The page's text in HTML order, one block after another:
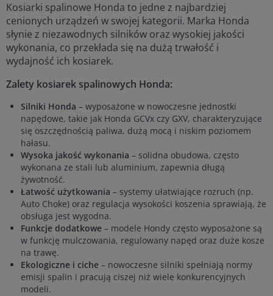
Kosiarki spalinowe Honda to jedne z najbardziej
cenionych urządzeń w swojej kategorii. Marka Honda
słynie z niezawodnych silników oraz wysokiej jakości
wykonania, co przekłada się na dużą trwałość i
wydajność ich kosiarek.
Zalety kosiarek spalinowych Honda:
Silniki Honda – wyposażone w nowoczesne jednostki
napędowe, takie jak Honda GCVx czy GXV, charakteryzujące
się oszczędnością paliwa, dużą mocą i niskim poziomem
hałasu.
Wysoka jakość wykonania – solidna obudowa, często
wykonana ze stali lub aluminium, zapewnia długą
żywotność.
Łatwość użytkowania – systemy ułatwiające rozruch (np.
Auto Choke) oraz regulacja wysokości koszenia sprawiają, że
obsługa jest wygodna.
Funkcje dodatkowe – modele Hondy często wyposażone są
w funkcję mulczowania, regulowany napęd oraz duże kosze
na trawę.
Ekologiczne i ciche – nowoczesne silniki spełniają normy
emisji spalin i pracują ciszej niż wiele konkurencyjnych
modeli.